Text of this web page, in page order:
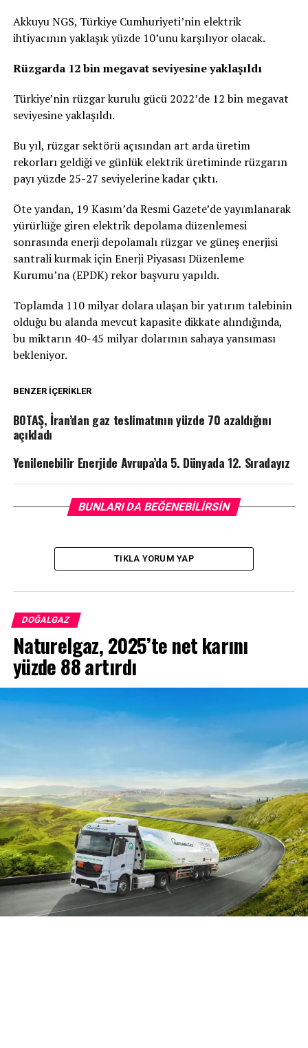
Akkuyu NGS, Türkiye Cumhuriyeti’nin elektrik
ihtiyacının yaklaşık yüzde 10’unu karşılıyor olacak.
Rüzgarda 12 bin megavat seviyesine yaklaşıldı
Türkiye’nin rüzgar kurulu gücü 2022’de 12 bin megavat
seviyesine yaklaşıldı.
Bu yıl, rüzgar sektörü açısından art arda üretim
rekorları geldiği ve günlük elektrik üretiminde rüzgarın
payı yüzde 25-27 seviyelerine kadar çıktı.
Öte yandan, 19 Kasım’da Resmi Gazete’de yayımlanarak
yürürlüğe giren elektrik depolama düzenlemesi
sonrasında enerji depolamalı rüzgar ve güneş enerjisi
santrali kurmak için Enerji Piyasası Düzenleme
Kurumu’na (EPDK) rekor başvuru yapıldı.
Toplamda 110 milyar dolara ulaşan bir yatırım talebinin
olduğu bu alanda mevcut kapasite dikkate alındığında,
bu miktarın 40-45 milyar dolarının sahaya yansıması
bekleniyor.
BENZER İÇERIKLER
BOTAŞ, İran’dan gaz teslimatının yüzde 70 azaldığını
açıkladı
Yenilenebilir Enerjide Avrupa’da 5. Dünyada 12. Sıradayız
BUNLARI DA BEĞENEBILIRSIN
TIKLA YORUM YAP
DOĞALGAZ
Naturelgaz, 2025’te net karını
yüzde 88 artırdı